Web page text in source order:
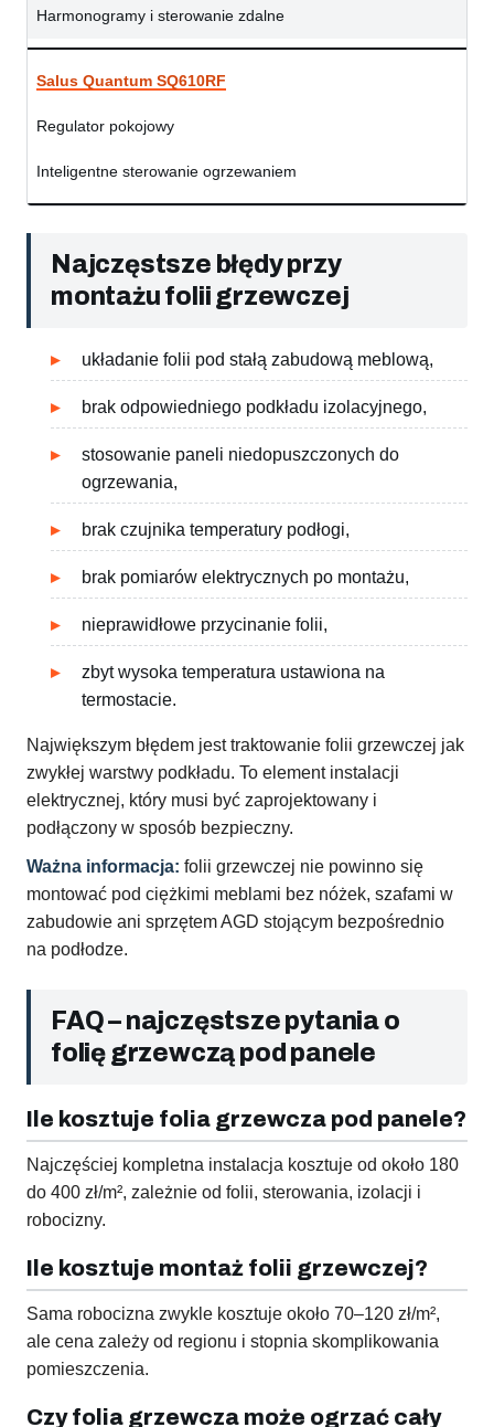
Harmonogramy i sterowanie zdalne
Salus Quantum SQ610RF
Regulator pokojowy
Inteligentne sterowanie ogrzewaniem
Najczęstsze błędy przy
montażu folii grzewczej
układanie folii pod stałą zabudową meblową,
brak odpowiedniego podkładu izolacyjnego,
stosowanie paneli niedopuszczonych do
ogrzewania,
brak czujnika temperatury podłogi,
brak pomiarów elektrycznych po montażu,
nieprawidłowe przycinanie folii,
zbyt wysoka temperatura ustawiona na
termostacie.
Największym błędem jest traktowanie folii grzewczej jak
zwykłej warstwy podkładu. To element instalacji
elektrycznej, który musi być zaprojektowany i
podłączony w sposób bezpieczny.
Ważna informacja: folii grzewczej nie powinno się
montować pod ciężkimi meblami bez nóżek, szafami w
zabudowie ani sprzętem AGD stojącym bezpośrednio
na podłodze.
FAQ – najczęstsze pytania o
folię grzewczą pod panele
Ile kosztuje folia grzewcza pod panele?
Najczęściej kompletna instalacja kosztuje od około 180
do 400 zł/m², zależnie od folii, sterowania, izolacji i
robocizny.
Ile kosztuje montaż folii grzewczej?
Sama robocizna zwykle kosztuje około 70–120 zł/m²,
ale cena zależy od regionu i stopnia skomplikowania
pomieszczenia.
Czy folia grzewcza może ogrzać cały